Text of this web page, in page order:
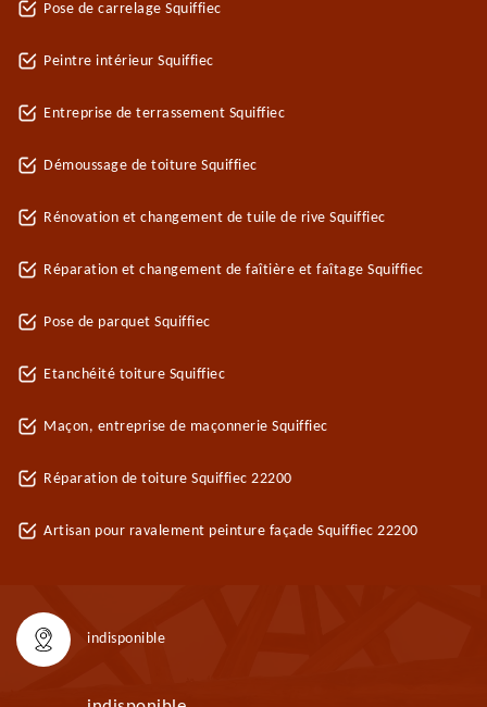
Pose de carrelage Squiffiec
Peintre intérieur Squiffiec
Entreprise de terrassement Squiffiec
Démoussage de toiture Squiffiec
Rénovation et changement de tuile de rive Squiffiec
Réparation et changement de faîtière et faîtage Squiffiec
Pose de parquet Squiffiec
Etanchéité toiture Squiffiec
Maçon, entreprise de maçonnerie Squiffiec
Réparation de toiture Squiffiec 22200
Artisan pour ravalement peinture façade Squiffiec 22200
indisponible